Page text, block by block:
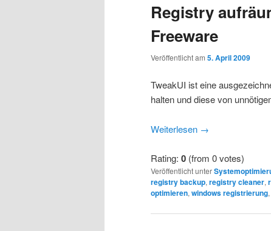
Registry
Freeware
Veröffentlicht am 5. April 2009
TweakUI ist eine
halten und diese von
Weiterlesen →
Rating: 0 (from 0 votes)
Veröffentlicht unter
registry backup, registry cleaner,
optimieren, windows registrierung,